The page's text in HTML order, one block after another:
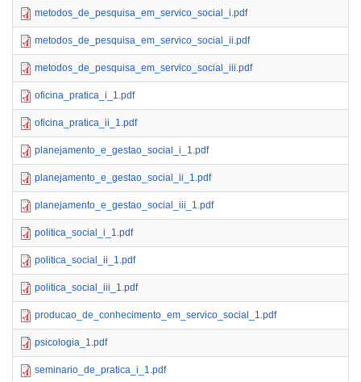
metodos_de_pesquisa_em_servico_social_i.pdf
metodos_de_pesquisa_em_servico_social_ii.pdf
metodos_de_pesquisa_em_servico_social_iii.pdf
oficina_pratica_i_1.pdf
oficina_pratica_ii_1.pdf
planejamento_e_gestao_social_i_1.pdf
planejamento_e_gestao_social_ii_1.pdf
planejamento_e_gestao_social_iii_1.pdf
politica_social_i_1.pdf
politica_social_ii_1.pdf
politica_social_iii_1.pdf
producao_de_conhecimento_em_servico_social_1.pdf
psicologia_1.pdf
seminario_de_pratica_i_1.pdf